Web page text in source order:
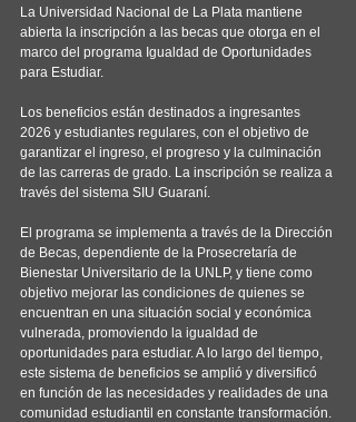
La Universidad Nacional de La Plata mantiene
abierta la inscripción a las becas que otorga en el
marco del programa Igualdad de Oportunidades
para Estudiar.
Los beneficios están destinados a ingresantes
2026 y estudiantes regulares, con el objetivo de
garantizar el ingreso, el progreso y la culminación
de las carreras de grado. La inscripción se realiza a
través del sistema SIU Guaraní.
El programa se implementa a través de la Dirección
de Becas, dependiente de la Prosecretaría de
Bienestar Universitario de la UNLP, y tiene como
objetivo mejorar las condiciones de quienes se
encuentran en una situación social y económica
vulnerada, promoviendo la igualdad de
oportunidades para estudiar. A lo largo del tiempo,
este sistema de beneficios se amplió y diversificó
en función de las necesidades y realidades de una
comunidad estudiantil en constante transformación.